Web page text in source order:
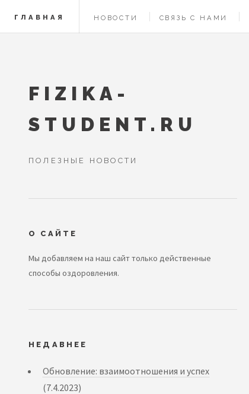
ГЛАВНАЯ НОВОСТИ СВЯЗЬ С НАМИ
FIZIKA-
STUDENT.RU
ПОЛЕЗНЫЕ НОВОСТИ
О САЙТЕ
Мы добавляем на наш сайт только действенные
способы оздоровления.
НЕДАВНЕЕ
Обновление: взаимоотношения и успех
(7.4.2023)